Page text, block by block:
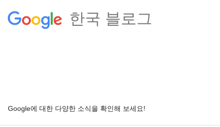
한국 블로그
Google에 대한 다양한 소식을 확인해 보세요!